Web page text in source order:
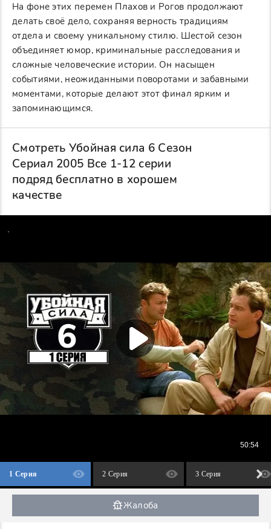
На фоне этих перемен Плахов и Рогов продолжают
делать своё дело, сохраняя верность традициям
отдела и своему уникальному стилю. Шестой сезон
объединяет юмор, криминальные расследования и
сложные человеческие истории. Он насыщен
событиями, неожиданными поворотами и забавными
моментами, которые делают этот финал ярким и
запоминающимся.
Смотреть Убойная сила 6 Сезон
Сериал 2005 Все 1-12 серии
подряд бесплатно в хорошем
качестве
1 Серия 2 Серия 3 Серия
Жалоба